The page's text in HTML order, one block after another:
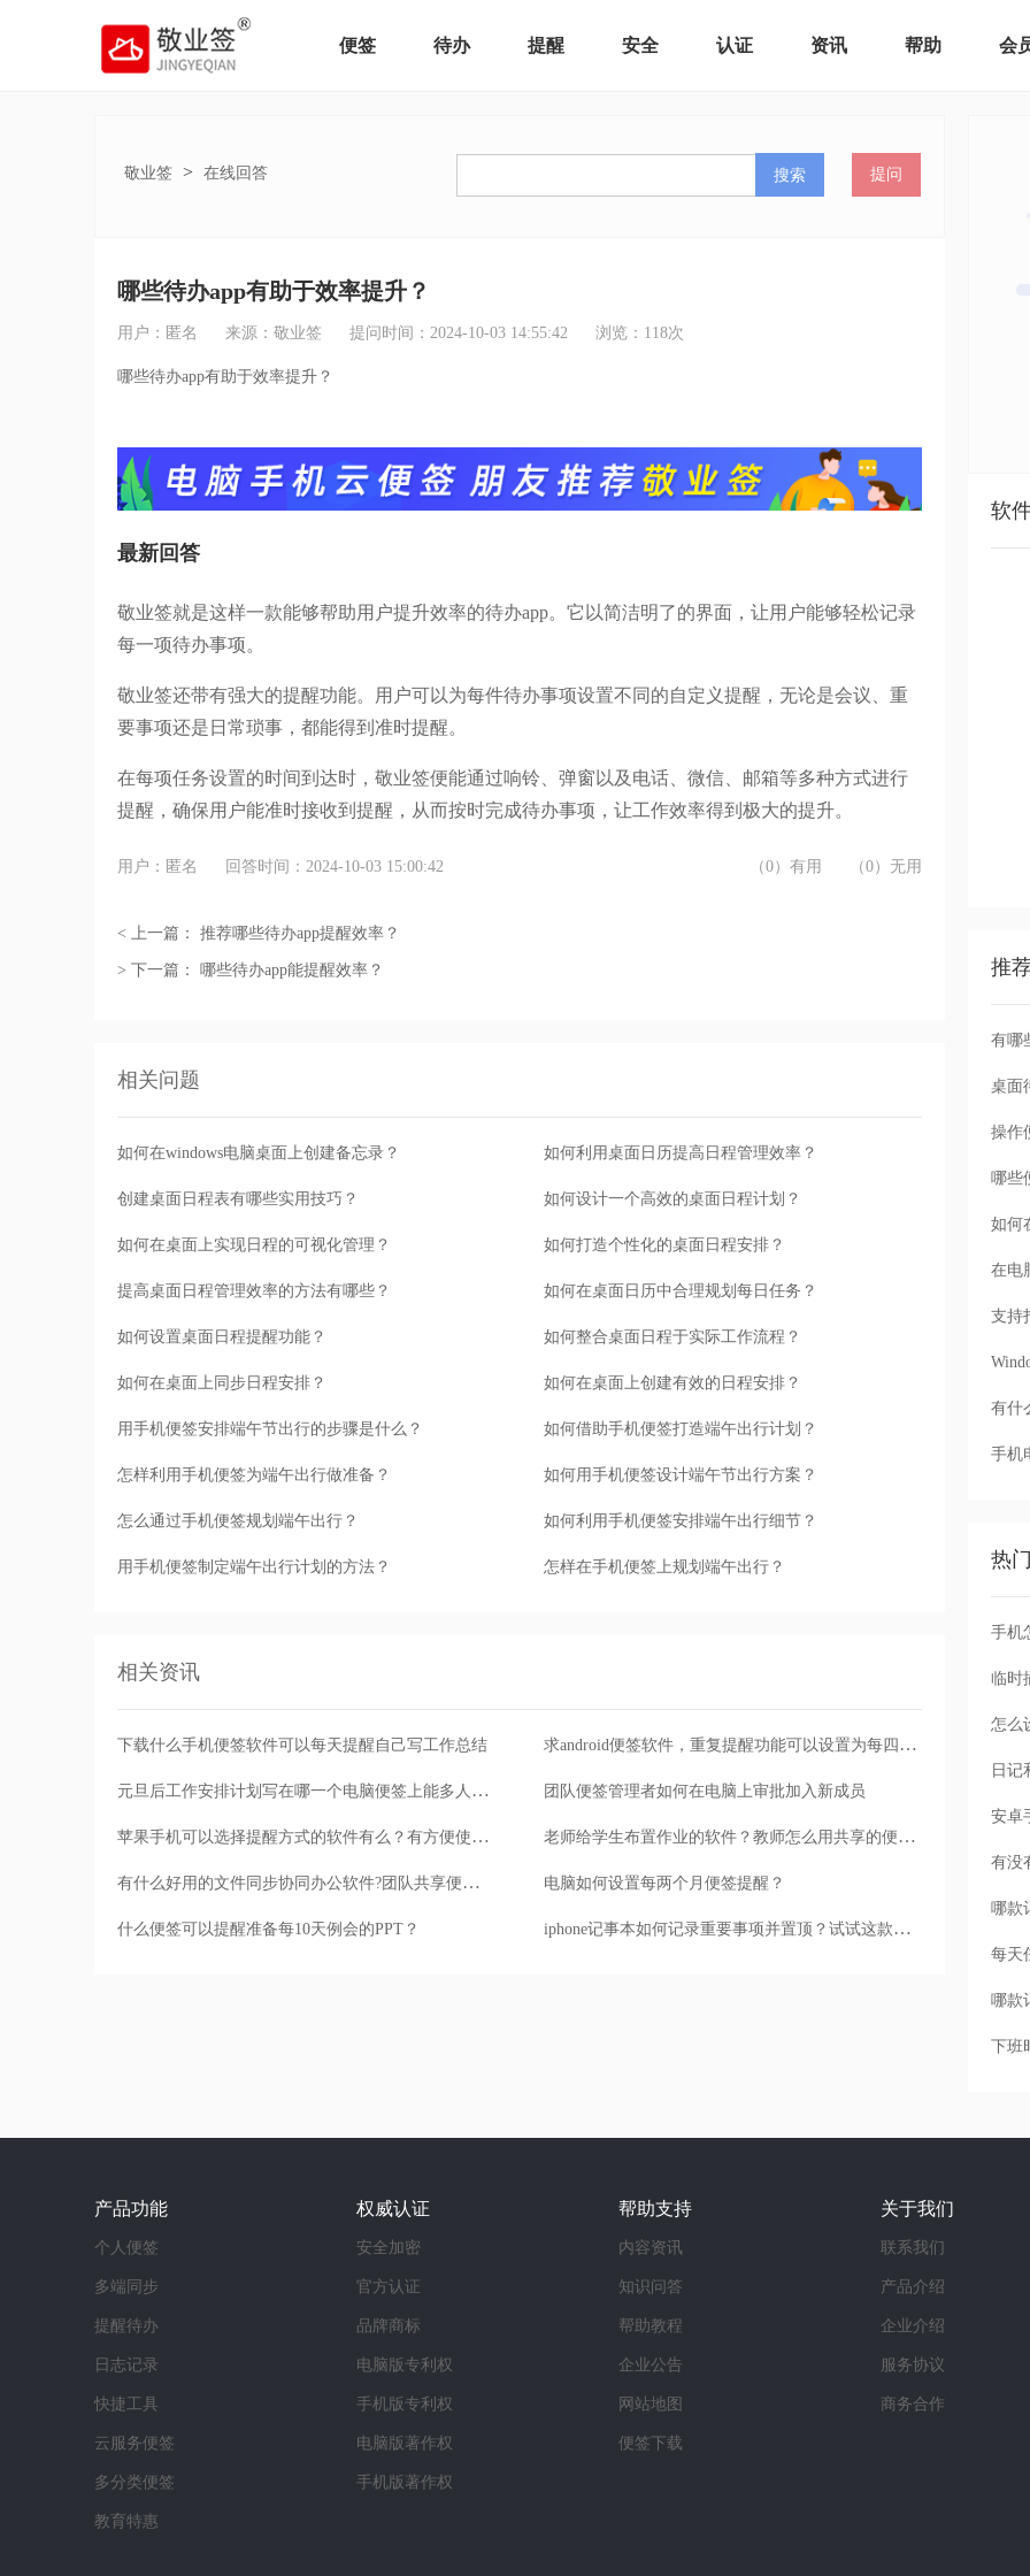
便签 待办 提醒 安全 认证 资讯 帮助 会
敬业签 > 在线回答 搜索 提问
哪些待办app有助于效率提升？
用户：匿名 来源：敬业签 提问时间：2024-10-03 14:55:42 浏览： 118次
哪些待办app有助于效率提升？
最新回答
敬业签就是这样一款能够帮助用户提升效率的待办app。它以简洁明了的界面，让用户能够轻松记录
每一项待办事项。
敬业签还带有强大的提醒功能。用户可以为每件待办事项设置不同的自定义提醒，无论是会议、重
要事项还是日常琐事，都能得到准时提醒。
在每项任务设置的时间到达时，敬业签便能通过响铃、弹窗以及电话、微信、邮箱等多种方式进行
提醒，确保用户能准时接收到提醒，从而按时完成待办事项，让工作效率得到极大的提升。
用户：匿名 回答时间：2024-10-03 15:00:42 （0）有用 （0）无用
< 上一篇： 推荐哪些待办app提醒效率？
> 下一篇： 哪些待办app能提醒效率？
相关问题
如何在windows电脑桌面上创建备忘录？ 如何利用桌面日历提高日程管理效率？
创建桌面日程表有哪些实用技巧？ 如何设计一个高效的桌面日程计划？
如何在桌面上实现日程的可视化管理？ 如何打造个性化的桌面日程安排？
提高桌面日程管理效率的方法有哪些？ 如何在桌面日历中合理规划每日任务？
如何设置桌面日程提醒功能？ 如何整合桌面日程于实际工作流程？
如何在桌面上同步日程安排？ 如何在桌面上创建有效的日程安排？
用手机便签安排端午节出行的步骤是什么？ 如何借助手机便签打造端午出行计划？
怎样利用手机便签为端午出行做准备？ 如何用手机便签设计端午节出行方案？
怎么通过手机便签规划端午出行？ 如何利用手机便签安排端午出行细节？
用手机便签制定端午出行计划的方法？ 怎样在手机便签上规划端午出行？
相关资讯
下载什么手机便签软件可以每天提醒自己写工作总结 求android便签软件，重复提醒功能可以设置为每四周提醒一次
元旦后工作安排计划写在哪一个电脑便签上能多人共享？ 团队便签管理者如何在电脑上审批加入新成员
苹果手机可以选择提醒方式的软件有么？有方便使用的手机便签么？ 老师给学生布置作业的软件？教师怎么用共享的便签软件给学生布置作业
有什么好用的文件同步协同办公软件?团队共享便签值得一试 电脑如何设置每两个月便签提醒？
什么便签可以提醒准备每10天例会的PPT？ iphone记事本如何记录重要事项并置顶？试试这款手机便签
软
推
有哪
桌面
操作
哪些
如何
在电
支持
有什
手机
热
手机
怎么
每天
下班
产品功能
个人便签
多端同步
提醒待办
日志记录
快捷工具
云服务便签
多分类便签
教育特惠
权威认证
安全加密
官方认证
品牌商标
电脑版专利权
手机版专利权
电脑版著作权
手机版著作权
帮助支持
内容资讯
知识问答
帮助教程
企业公告
网站地图
便签下载
关于我们
联系我们
产品介绍
企业介绍
服务协议
商务合作